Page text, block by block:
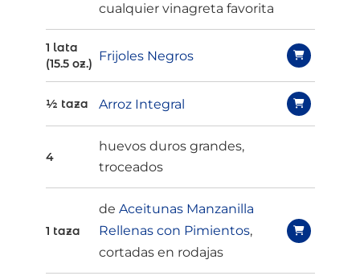
cualquier vinagreta favorita
1 lata
(15.5 oz.)
Frijoles Negros
½ taza Arroz Integral
4
huevos duros grandes,
troceados
1 taza
de Aceitunas Manzanilla
Rellenas con Pimientos,
cortadas en rodajas